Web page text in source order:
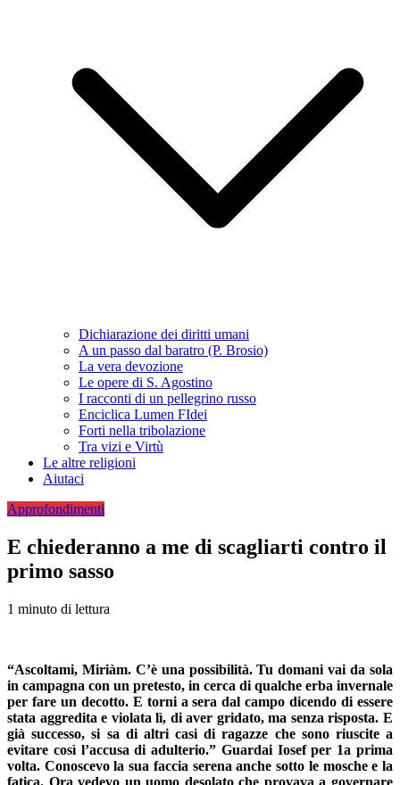
Dichiarazione dei diritti umani
A un passo dal baratro (P. Brosio)
La vera devozione
Le opere di S. Agostino
I racconti di un pellegrino russo
Enciclica Lumen FIdei
Forti nella tribolazione
Tra vizi e Virtù
Le altre religioni
Aiutaci
Approfondimenti
E chiederanno a me di scagliarti contro il
primo sasso
1 minuto di lettura
“Ascoltami, Miriàm. C’è una possibilità. Tu domani vai da sola
in campagna con un pretesto, in cerca di qualche erba invernale
per fare un decotto. E torni a sera dal campo dicendo di essere
stata aggredita e violata lì, di aver gridato, ma senza risposta. E
già successo, si sa di altri casi di ragazze che sono riuscite a
evitare così l’accusa di adulterio.” Guardai Iosef per 1a prima
volta. Conosce­vo la sua faccia serena anche sotto le mosche e la